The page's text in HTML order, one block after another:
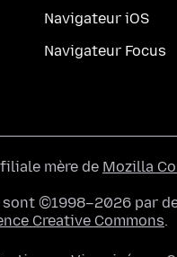
Navigateur iOS
Navigateur Focus
mère de Mozilla
©1998–2026 par
Creative Commons.